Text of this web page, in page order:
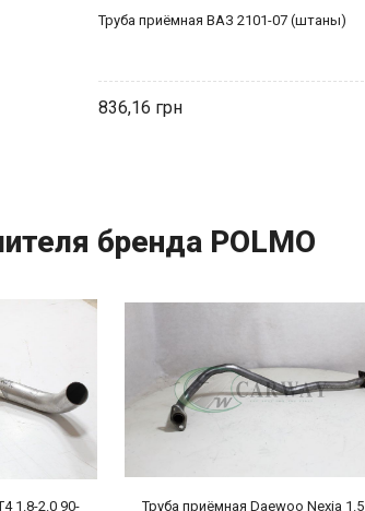
Труба приёмная ВАЗ 2101-07 (штаны)
836,16
бренда POLMO
1.8-2.0 90-
Труба приёмная Daewoo Nexia 1.5